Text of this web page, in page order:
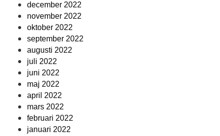
december 2022
november 2022
oktober 2022
september 2022
augusti 2022
juli 2022
juni 2022
maj 2022
april 2022
mars 2022
februari 2022
januari 2022